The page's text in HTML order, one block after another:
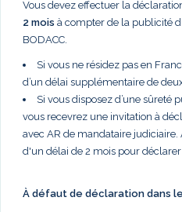
Vous devez effectuer la
2 mois à compter de la publicité
BODACC.
Si vous ne résidez pas en
d’un délai supplémentaire de
Si vous disposez d’une sûreté
vous recevrez une invitation à
avec AR de mandataire
d'un délai de 2 mois pour
À défaut de déclaration dans